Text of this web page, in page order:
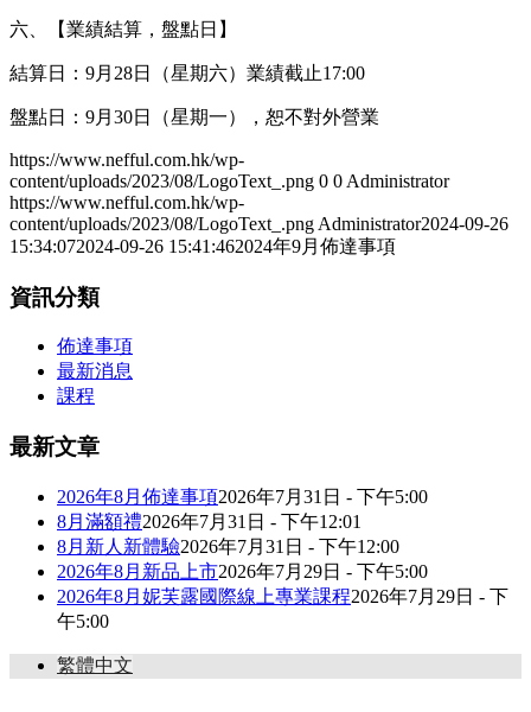
六、【業績結算，盤點日】
結算日：9月28日（星期六）業績截止17:00
盤點日：9月30日（星期一），恕不對外營業
https://www.nefful.com.hk/wp-
content/uploads/2023/08/LogoText_.png 0 0 Administrator
https://www.nefful.com.hk/wp-
content/uploads/2023/08/LogoText_.png Administrator2024-09-26
15:34:072024-09-26 15:41:462024年9月佈達事項
資訊分類
佈達事項
最新消息
課程
最新文章
2026年8月佈達事項2026年7月31日 - 下午5:00
8月滿額禮2026年7月31日 - 下午12:01
8月新人新體驗2026年7月31日 - 下午12:00
2026年8月新品上市2026年7月29日 - 下午5:00
2026年8月妮芙露國際線上專業課程2026年7月29日 - 下
午5:00
繁體中文